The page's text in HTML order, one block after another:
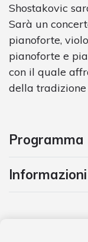
Shostakovic
Sarà un
pianoforte,
pianoforte e
con il quale
della tradizione
Programma